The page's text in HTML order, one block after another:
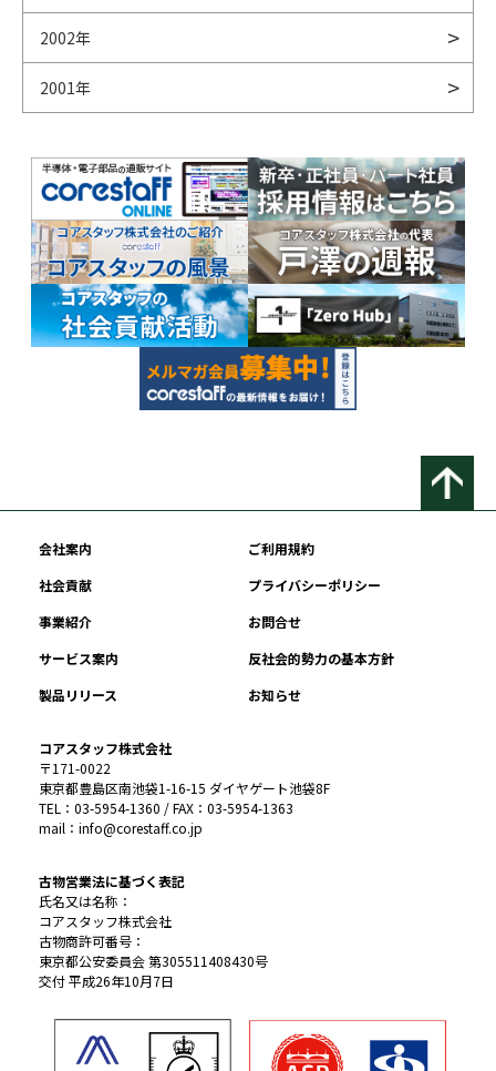
2002年
2001年
会社案内
ご利用規約
社会貢献
プライバシーポリシー
事業紹介
お問合せ
サービス案内
反社会的勢力の基本方針
製品リリース
お知らせ
コアスタッフ株式会社
〒171-0022
東京都豊島区南池袋1-16-15 ダイヤゲート池袋8F
TEL：03-5954-1360 / FAX：03-5954-1363
mail：info@corestaff.co.jp
古物営業法に基づく表記
氏名又は名称：
コアスタッフ株式会社
古物商許可番号：
東京都公安委員会 第305511408430号
交付 平成26年10月7日